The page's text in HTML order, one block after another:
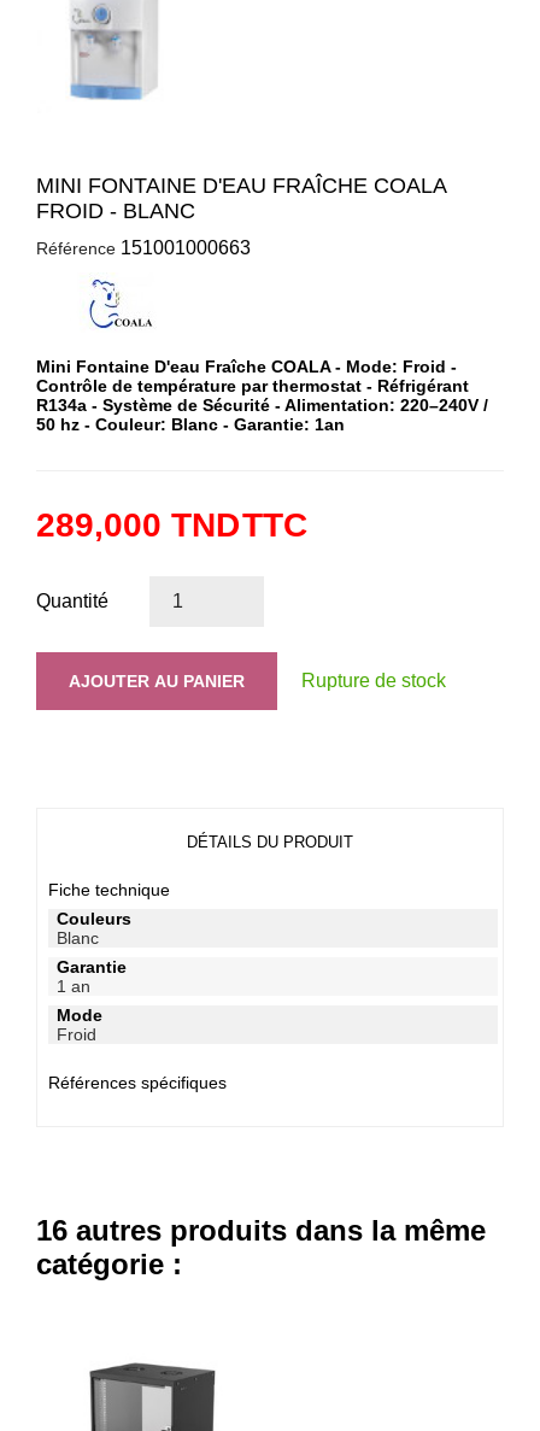
MINI FONTAINE D'EAU FRAÎCHE COALA
FROID - BLANC
Référence 151001000663
Mini Fontaine D'eau Fraîche COALA - Mode: Froid -
Contrôle de température par thermostat - Réfrigérant
R134a - Système de Sécurité - Alimentation: 220–240V /
50 hz - Couleur: Blanc - Garantie: 1an
289,000 TNDTTC
Quantité
AJOUTER AU PANIER Rupture de stock
DÉTAILS DU PRODUIT
Fiche technique
Couleurs
Blanc
Garantie
1 an
Mode
Froid
Références spécifiques
16 autres produits dans la même
catégorie :